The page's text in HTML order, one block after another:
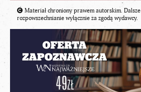
Materiał chroniony prawem autorskim. Dalsze
rozpowszechnianie wyłącznie za zgodą wydawcy.